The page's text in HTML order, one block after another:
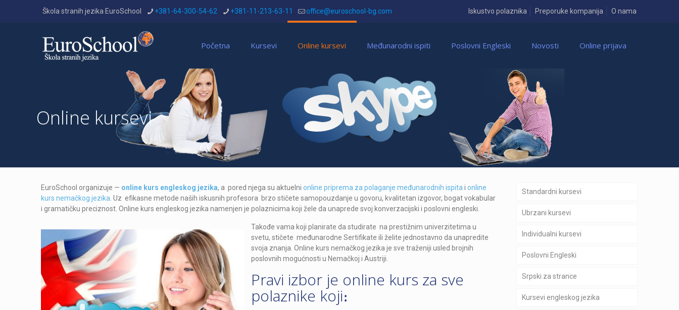
Škola stranih jezika EuroSchool +381-64-300-54-62 +381-11-213-63-11 office@euroschool-bg.com Iskustvo polaznika Preporuke kompanija O nama
Početna Kursevi Online kursevi Međunarodni ispiti Poslovni Engleski Novosti Online prijava
Online kursevi
EuroSchool organizuje — online kurs engleskog jezika, a pored njega su aktuelnionline priprema za polaganje međunarodnih ispita ionline
kurs nemačkog jezika . Uz efikasne metode naših iskusnih profesora brzo stičete samopouzdanje u govoru, kvalitetan izgovor, bogat vokabular
i gramatičku preciznost. Online kurs engleskog jezika namenjen je polaznicima koji žele da unaprede svoj konverzacijski i poslovni engleski.
Takođe vama koji planirate da studirate na prestižnim univerzitetima u
svetu, stičete međunarodne Sertifikate ili želite jednostavno da unapredite
svoja znanja. Online kurs nemačkog jezika je sve traženiji usled brojnih
poslovnih mogućnosti u Nemačkoj i Austriji.
Pravi izbor je online kurs za sve
polaznike koji։
Standardni kursevi
Ubrzani kursevi
Individualni kursevi
Poslovni Engleski
Srpski za strance
Kursevi engleskog jezika